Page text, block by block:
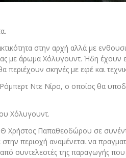
στην αρχή αλλά με
με άρωμα Χόλυγουντ. Ήδη έχουν
σκηνές με εφέ και
Ντε Νίρο, ο οποίος θα
Χόλυγουντ.
Παπαθεοδώρου σε
περιοχή αναμένεται να
συντελεστές της παραγωγής